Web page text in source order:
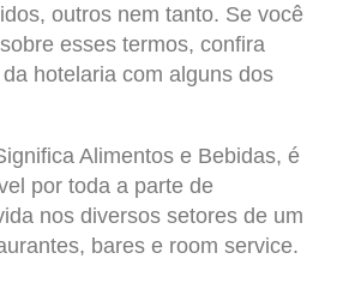
outros nem tanto. Se você
esses termos, confira
hotelaria com alguns dos
Alimentos e Bebidas, é
por toda a parte de
nos diversos setores de um
bares e room service.